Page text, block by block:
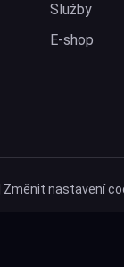
Služby
E-shop
Změnit nastavení